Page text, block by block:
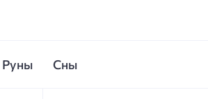
Руны Сны